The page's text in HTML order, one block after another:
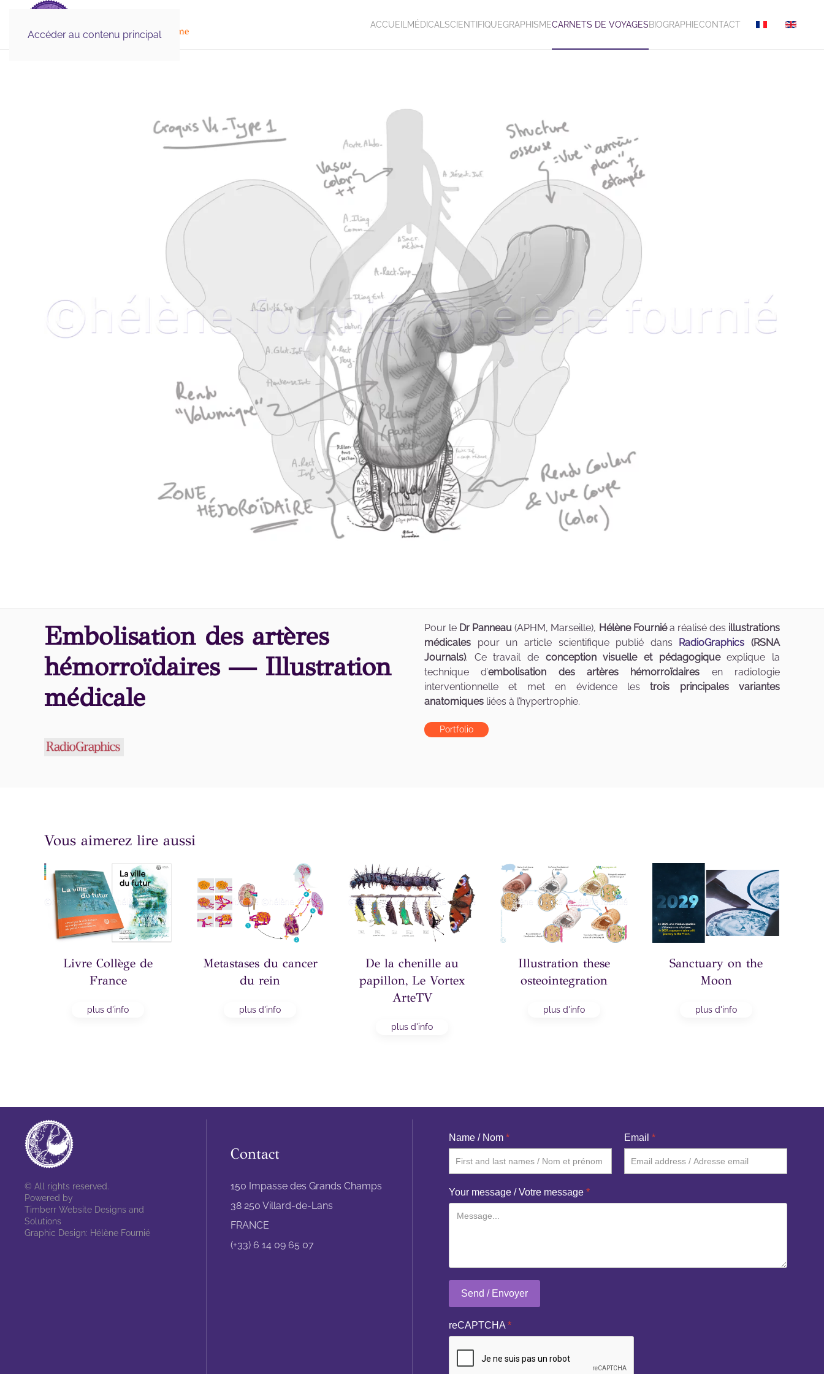
Accéder au contenu principal
& Scientifique, Graphisme
ACCUEIL MÉDICAL SCIENTIFIQUEGRAPHISMECARNETS DE VOYAGESBIOGRAPHIECONTACT
Embolisation des artères
hémorroïdaires — Illustration
médicale
Pour le Dr Panneau (APHM, Marseille), Hélène Fourniéa réalisé des illustrations
médicales pour un article scientifique publié dans RadioGraphics (RSNA
Journals). Ce travail de conception visuelle et pédagogiqueexplique la
technique d’embolisation des artères hémorroïdaires en radiologie
interventionnelle et met en évidence lestrois principales variantes
anatomiques liées à l’hypertrophie.
Portfolio
Vous aimerez lire aussi
Livre Collège de
France
plus d'info
Metastases du cancer
du rein
plus d'info
De la chenille au
papillon, Le Vortex
ArteTV
plus d'info
Illustration these
osteointegration
plus d'info
Sanctuary on the
Moon
plus d'info
© All rights reserved.
Powered by
Timberr Website Designs and
Solutions
Graphic Design: Hélène Fournié
Contact
150 Impasse des Grands Champs
38 250 Villard-de-Lans
FRANCE
(+33) 6 14 09 65 07
Name / Nom * Email *
Your message / Votre message *
Send / Envoyer
reCAPTCHA *